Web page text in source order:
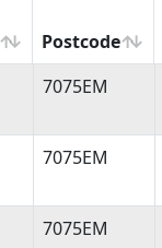
Postcode
Postcode
7075EM
7075EM
7075EM